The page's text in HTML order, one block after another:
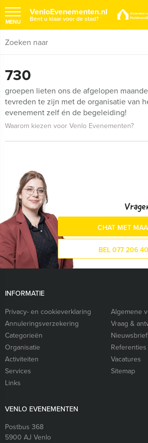
VenloEvenementen.nl
Bent u klaar voor de stad?
MENU
730
groepen lieten ons de afgelopen
tevreden te zijn met de organisatie van
evenement zelf én de begeleiding!
Waarom kiezen voor Venlo Evenementen?
CHAT MET
BEL 077 206
INFORMATIE
Privacy- en cookieverklaring
Algemene
Annuleringsverzekering
Vraag &
Categorieën
Nieuwsbrief
Organisatie
Referenties
Activiteiten
Vacatures
Services
Sitemap
Links
VENLO EVENEMENTEN
Postbus 368
5900 AJ Venlo